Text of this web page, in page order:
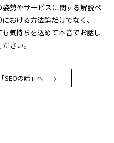
勢やサービスに関する解説ペ
おける方法論だけでなく、
気持ちを込めて本音でお話し
さい。
SEOの話」へ